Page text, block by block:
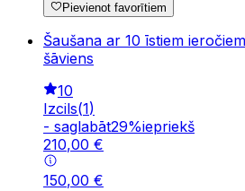
Pievienot favorītiem
Šaušana ar 10 īstiem
šāviens
10
Izcils(1)
- saglabāt29%iepriekš
210,00 €
150,00 €